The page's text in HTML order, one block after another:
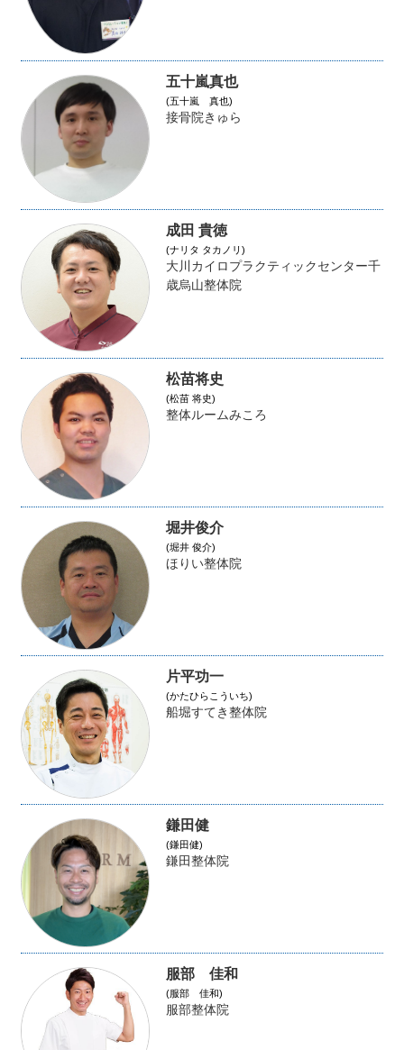
五十嵐真也
(五十嵐 真也)
接骨院きゅら
成田 貴徳
(ナリタ タカノリ)
大川カイロプラクティックセンター千
歳烏山整体院
松苗将史
(松苗 将史)
整体ルームみころ
堀井俊介
(堀井 俊介)
ほりい整体院
片平功一
(かたひらこういち)
船堀すてき整体院
鎌田健
(鎌田健)
鎌田整体院
服部 佳和
(服部 佳和)
服部整体院